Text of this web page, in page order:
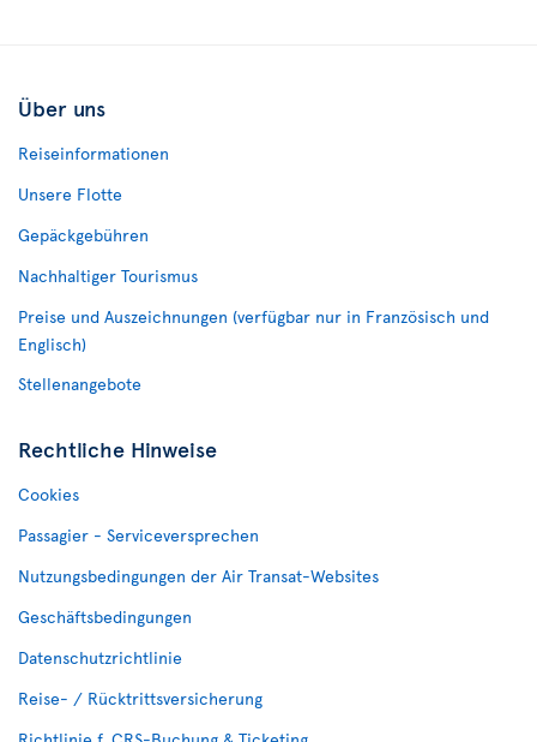
Über uns
Reiseinformationen
Unsere Flotte
Gepäckgebühren
Nachhaltiger Tourismus
Preise und Auszeichnungen (verfügbar nur in Französisch und
Englisch)
Stellenangebote
Rechtliche Hinweise
Cookies
Passagier - Serviceversprechen
Nutzungsbedingungen der Air Transat-Websites
Geschäftsbedingungen
Datenschutzrichtlinie
Reise- / Rücktrittsversicherung